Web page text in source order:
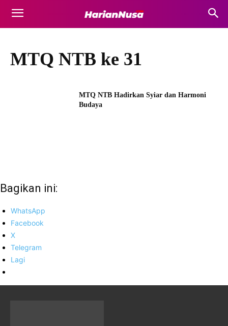
MTQ NTB ke 31
MTQ NTB Hadirkan Syiar dan Harmoni
Budaya
Bagikan ini:
WhatsApp
Facebook
X
Telegram
Lagi